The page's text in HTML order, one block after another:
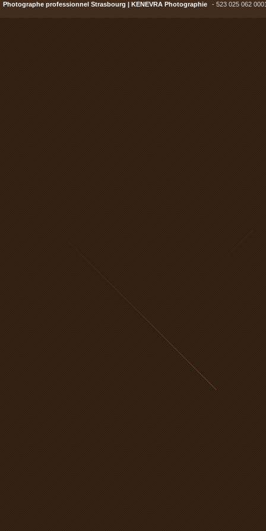
Photographe professionnel Strasbourg | KENEVRA Photographie - 523 025 062